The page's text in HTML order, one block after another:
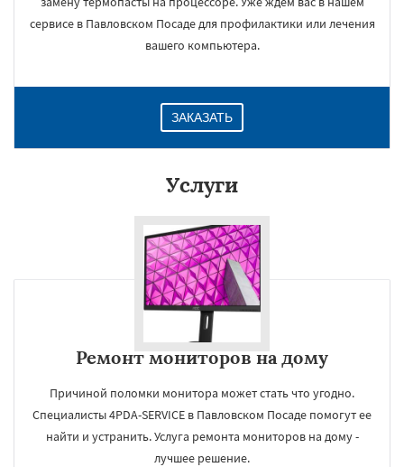
сервисе в Павловском Посаде для профилактики или лечения
вашего компьютера.
ЗАКАЗАТЬ
Услуги
Ремонт мониторов на дому
Причиной поломки монитора может стать что угодно.
Специалисты 4PDA-SERVICE в Павловском Посаде помогут ее
найти и устранить. Услуга ремонта мониторов на дому -
лучшее решение.
×
Даю согласие на обработку персональных данных